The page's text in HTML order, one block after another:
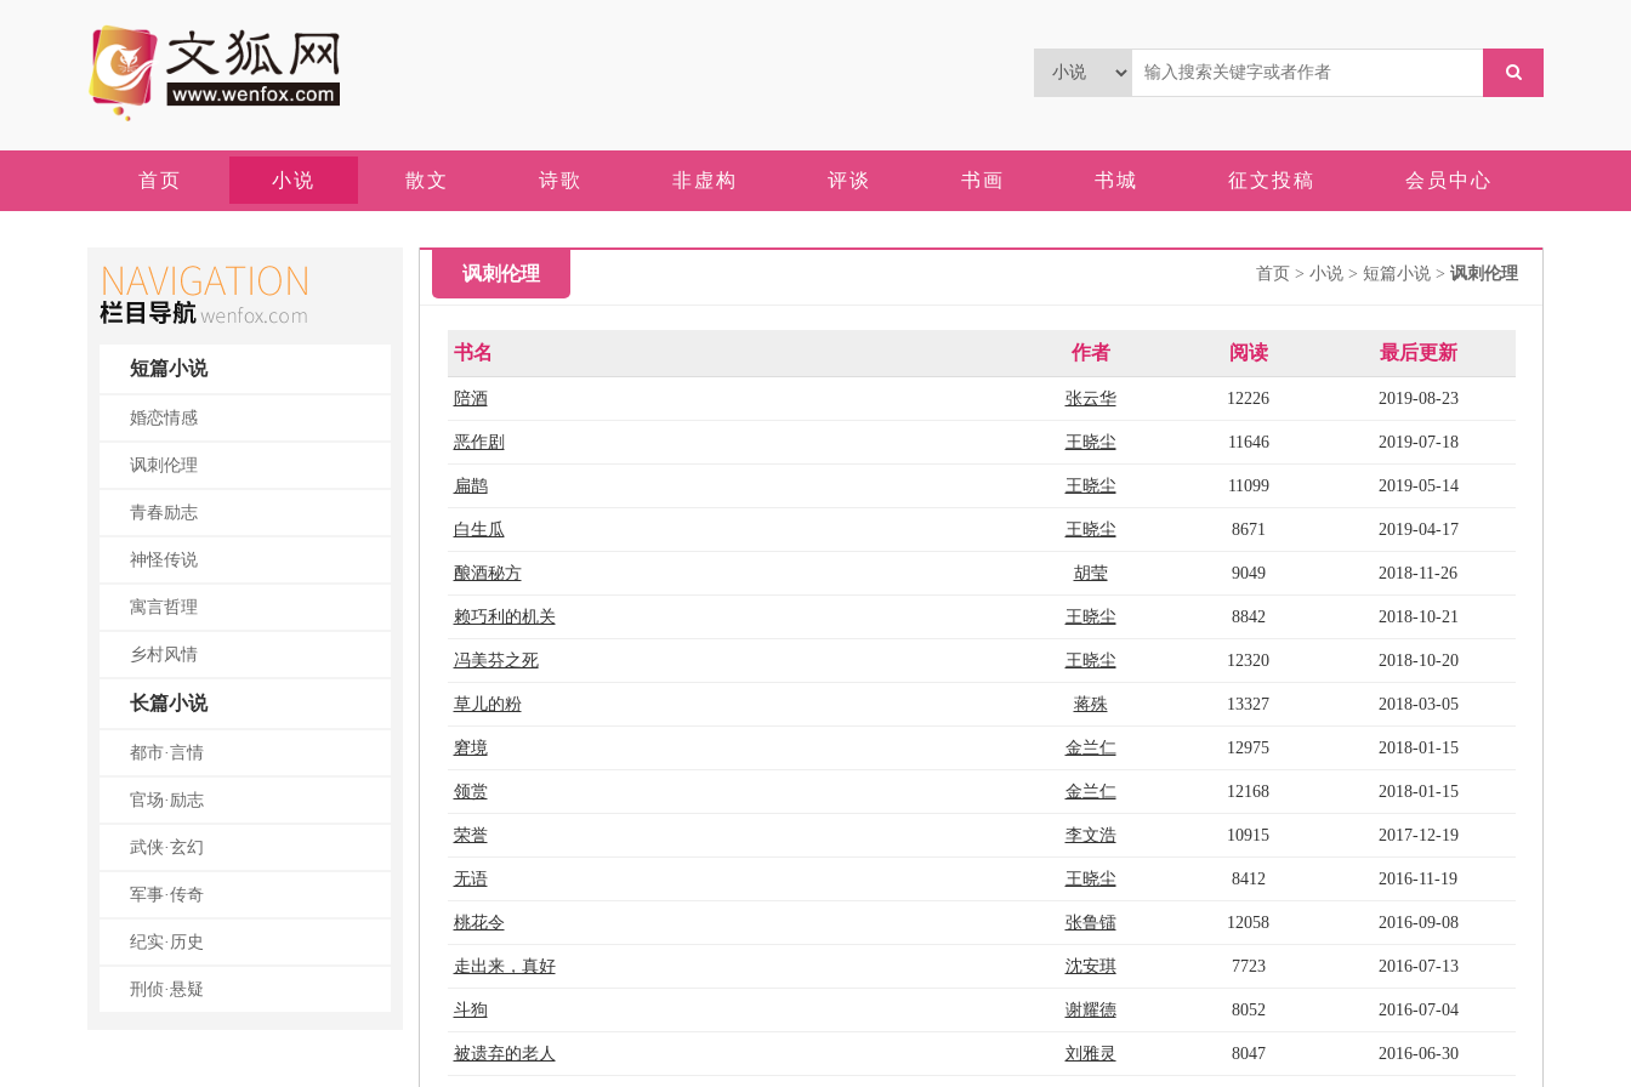
首页 小说 散文 诗歌 非虚构 评谈 书画 书城 征文投稿 会员中心
短篇小说
婚恋情感
讽刺伦理
青春励志
神怪传说
寓言哲理
乡村风情
长篇小说
都市·言情
官场·励志
武侠·玄幻
军事·传奇
纪实·历史
刑侦·悬疑
讽刺伦理 首页 > 小说 > 短篇小说 > 讽刺伦理
书名 作者 阅读 最后更新
陪酒 张云华 12226 2019-08-23
恶作剧 王晓尘 11646 2019-07-18
扁鹊 王晓尘 11099 2019-05-14
白生瓜 王晓尘 8671 2019-04-17
酿酒秘方 胡莹 9049 2018-11-26
赖巧利的机关 王晓尘 8842 2018-10-21
冯美芬之死 王晓尘 12320 2018-10-20
草儿的粉 蒋殊 13327 2018-03-05
窘境 金兰仁 12975 2018-01-15
领赏 金兰仁 12168 2018-01-15
荣誉 李文浩 10915 2017-12-19
无语 王晓尘 8412 2016-11-19
桃花令 张鲁镭 12058 2016-09-08
走出来，真好 沈安琪 7723 2016-07-13
斗狗 谢耀德 8052 2016-07-04
被遗弃的老人 刘雅灵 8047 2016-06-30